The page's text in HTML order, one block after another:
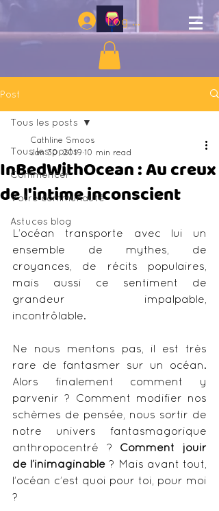
Log In
Post
Tous les posts
Commencer
Votre communauté
Astuces blog
Tous les posts
InBedWithOcean : Au creux
de l'intime inconscient
Cathline Smoos
Jan 30, 2019 10 min read
L’océan transporte avec lui un
ensemble de mythes, de
croyances, de récits populaires,
mais aussi ce sentiment de
grandeur impalpable,
incontrôlable.
Ne nous mentons pas, il est très
rare de fantasmer sur un océan.
Alors finalement comment y
parvenir ? Comment modifier nos
schèmes de pensée, nous sortir de
notre univers fantasmagorique
anthropocentré ? Comment jouir
de l’inimaginable ? Mais avant tout,
l’océan c’est quoi pour toi, pour moi
?